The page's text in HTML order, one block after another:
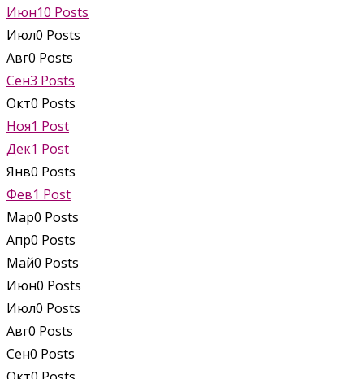
Июн10 Posts
Июл0 Posts
Авг0 Posts
Сен3 Posts
Окт0 Posts
Ноя1 Post
Дек1 Post
Янв0 Posts
Фев1 Post
Мар0 Posts
Апр0 Posts
Май0 Posts
Июн0 Posts
Июл0 Posts
Авг0 Posts
Сен0 Posts